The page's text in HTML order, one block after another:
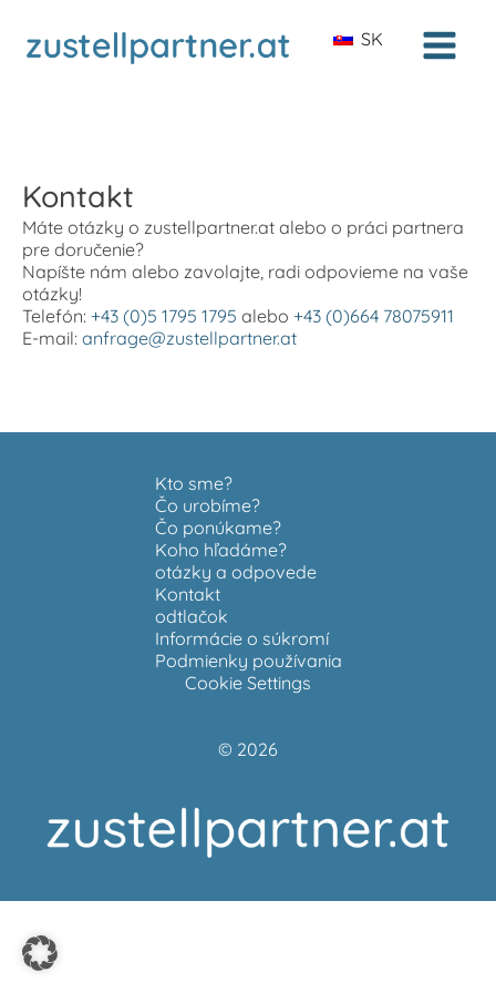
SK
Kontakt
Máte otázky o zustellpartner.at alebo o práci partnera
pre doručenie?
Napíšte nám alebo zavolajte, radi odpovieme na vaše
otázky!
Telefón: +43 (0)5 1795 1795 alebo +43 (0)664 78075911
E-mail: anfrage@zustellpartner.at
Kto sme?
Čo urobíme?
Čo ponúkame?
Koho hľadáme?
otázky a odpovede
Kontakt
odtlačok
Informácie o súkromí
Podmienky používania
Cookie Settings
© 2026